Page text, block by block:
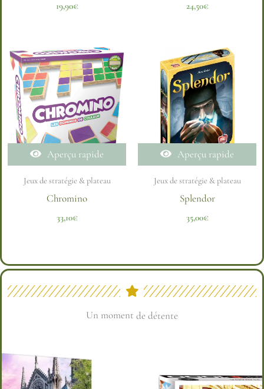
19,90€ 24,50€
Aperçu rapide
Jeux de stratégie & plateau
Chromino
33,10€
Aperçu rapide
Jeux de stratégie & plateau
Splendor
35,00€
Un moment de partage